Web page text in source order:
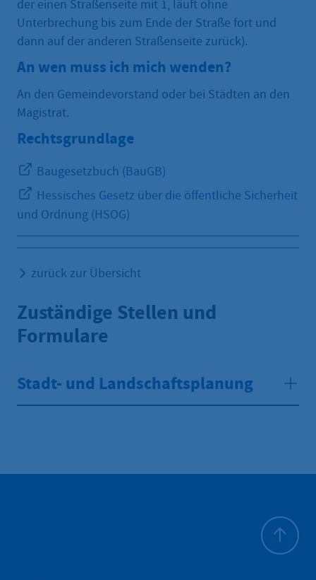
der einen Straßenseite mit 1, läuft ohne
Unterbrechung bis zum Ende der Straße fort und
dann auf der anderen Straßenseite zurück).
An wen muss ich mich wenden?
An den Gemeindevorstand oder bei Städten an den
Magistrat.
Rechtsgrundlage
Baugesetzbuch (BauGB)
Hessisches Gesetz über die öffentliche Sicherheit
und Ordnung (HSOG)
zurück zur Übersicht
Zuständige Stellen und
Formulare
Stadt- und Landschaftsplanung